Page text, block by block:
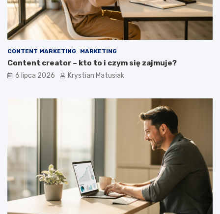
CONTENT MARKETING MARKETING
Content creator – kto to i czym się zajmuje?
6 lipca 2026 Krystian Matusiak